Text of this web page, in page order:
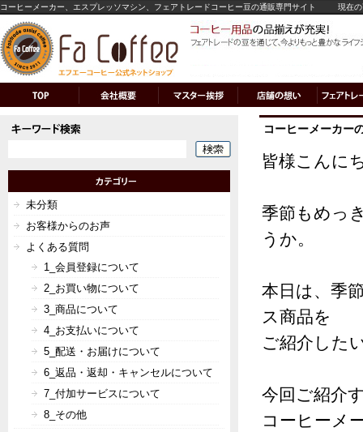
コーヒーメーカー、エスプレッソマシン、フェアトレードコーヒー豆の通販専門サイト 現在
コーヒーメーカー
皆様こんに
季節もめっ
うか。
本日は、季
ス商品を
ご紹介した
今回ご紹介
コーヒーメ
未分類
お客様からのお声
よくある質問
1_会員登録について
2_お買い物について
3_商品について
4_お支払いについて
5_配送・お届けについて
6_返品・返却・キャンセルについて
7_付加サービスについて
8_その他